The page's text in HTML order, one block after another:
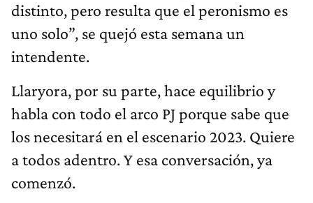
distinto, pero resulta que el peronismo es
uno solo”, se quejó esta semana un
intendente.
Llaryora, por su parte, hace equilibrio y
habla con todo el arco PJ porque sabe que
los necesitará en el escenario 2023. Quiere
a todos adentro. Y esa conversación, ya
comenzó.